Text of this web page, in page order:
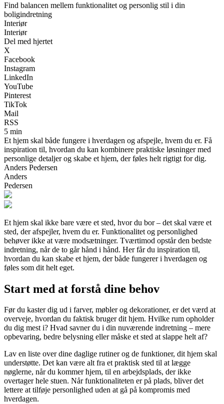
Find balancen mellem funktionalitet og personlig stil i din
boligindretning
Interiør
Interiør
Del med hjertet
X
Facebook
Instagram
LinkedIn
YouTube
Pinterest
TikTok
Mail
RSS
5 min
Et hjem skal både fungere i hverdagen og afspejle, hvem du er. Få
inspiration til, hvordan du kan kombinere praktiske løsninger med
personlige detaljer og skabe et hjem, der føles helt rigtigt for dig.
Anders Pedersen
Anders
Pedersen
Et hjem skal ikke bare være et sted, hvor du bor – det skal være et
sted, der afspejler, hvem du er. Funktionalitet og personlighed
behøver ikke at være modsætninger. Tværtimod opstår den bedste
indretning, når de to går hånd i hånd. Her får du inspiration til,
hvordan du kan skabe et hjem, der både fungerer i hverdagen og
føles som dit helt eget.
Start med at forstå dine behov
Før du kaster dig ud i farver, møbler og dekorationer, er det værd at
overveje, hvordan du faktisk bruger dit hjem. Hvilke rum opholder
du dig mest i? Hvad savner du i din nuværende indretning – mere
opbevaring, bedre belysning eller måske et sted at slappe helt af?
Lav en liste over dine daglige rutiner og de funktioner, dit hjem skal
understøtte. Det kan være alt fra et praktisk sted til at lægge
nøglerne, når du kommer hjem, til en arbejdsplads, der ikke
overtager hele stuen. Når funktionaliteten er på plads, bliver det
lettere at tilføje personlighed uden at gå på kompromis med
hverdagen.